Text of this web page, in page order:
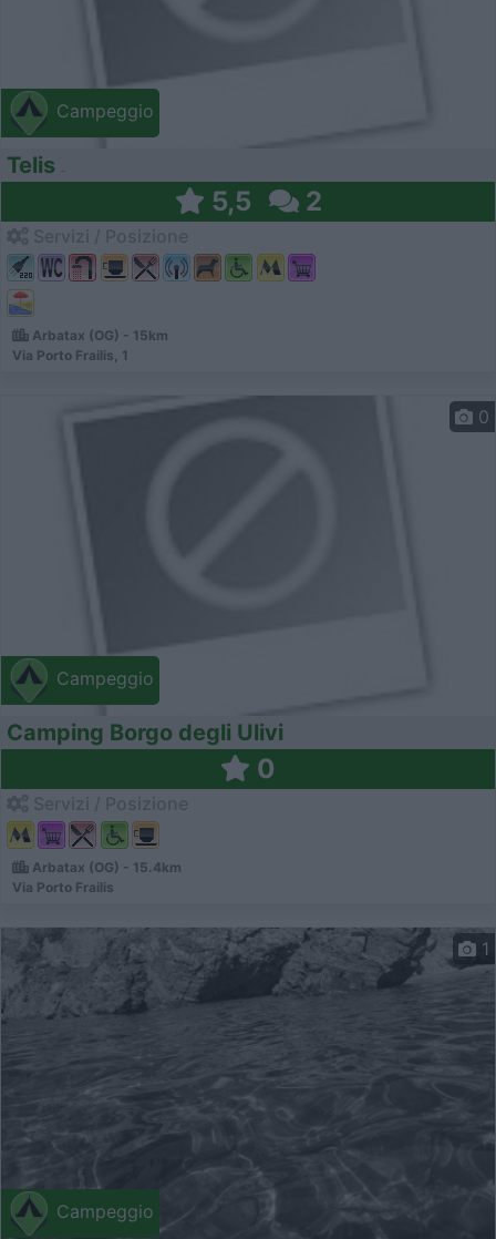
Campeggio
Telis
5,5 2
Arbatax (OG) - 15km
Via Porto Frailis, 1
Campeggio
0
Camping Borgo degli Ulivi
0
Arbatax (OG) - 15.4km
Via Porto Frailis
Campeggio
1